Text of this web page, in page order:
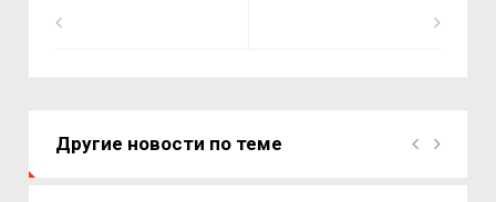
Другие новости по теме